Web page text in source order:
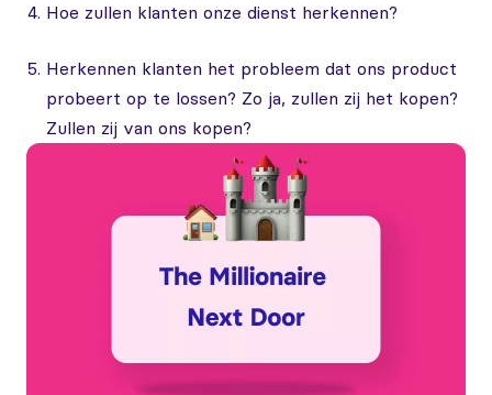
Hoe zullen klanten onze dienst herkennen?
Herkennen klanten het probleem dat ons product
probeert op te lossen? Zo ja, zullen zij het kopen?
Zullen zij van ons kopen?